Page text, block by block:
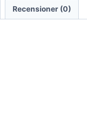
Recensioner (0)